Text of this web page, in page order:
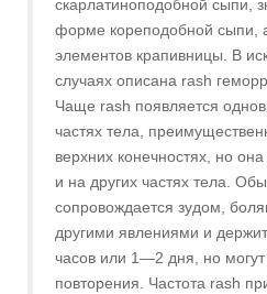
скарлатиноподобной сыпи,
форме кореподобной сыпи,
элементов крапивницы. В
случаях описана rash
Чаще rash появляется
частях тела,
верхних конечностях, но
и на других частях тела.
сопровождается зудом,
другими явлениями и
часов или 1—2 дня, но
повторения. Частота rash